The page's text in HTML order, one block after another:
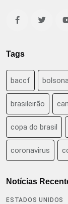
Tags
baccf
brasileirão
copa do brasil
coronavirus
Notícias
ESTADOS UNIDOS